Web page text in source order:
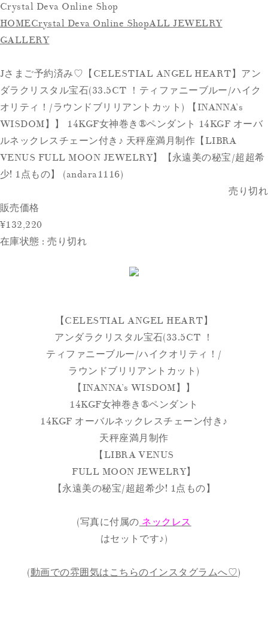
Crystal Deva Online Shop
HOMECrystal Deva Online ShopALL JEWELRY
GALLERY
Jさまご予約済み♡【CELESTIAL ANGEL HEART】アン
ダラクリスタル宝石(33.5CT ！ティファニーブルー/ハイク
オリティ！/ラウンドブリリアントカット) 【INANNA’s
WISDOM】】 14KGF女神巻き®︎ペンダント 14KGF オーバ
ルネックレスチェーン付き♪ 天秤座満月制作【LIBRA
VENUS FULL MOON JEWELRY】【永遠美の秘宝/超超希
少! 1点もの】 (andara1116)
売り切れ
販売価格
¥132,220
在庫状態 : 売り切れ
【CELESTIAL ANGEL HEART】
アンダラクリスタル宝石(33.5CT ！
ティファニーブルー/ハイクオリティ！/
ラウンドブリリアントカット)
【INANNA’s WISDOM】】
14KGF女神巻き®︎ペンダント
14KGF オーバルネックレスチェーン付き♪
天秤座満月制作
【LIBRA VENUS
FULL MOON JEWELRY】
【永遠美の秘宝/超超希少! 1点もの】
(写真に付属の ネックレス
はセットです♪)
(動画での雰囲気はこちらのインスタグラムへ♡)